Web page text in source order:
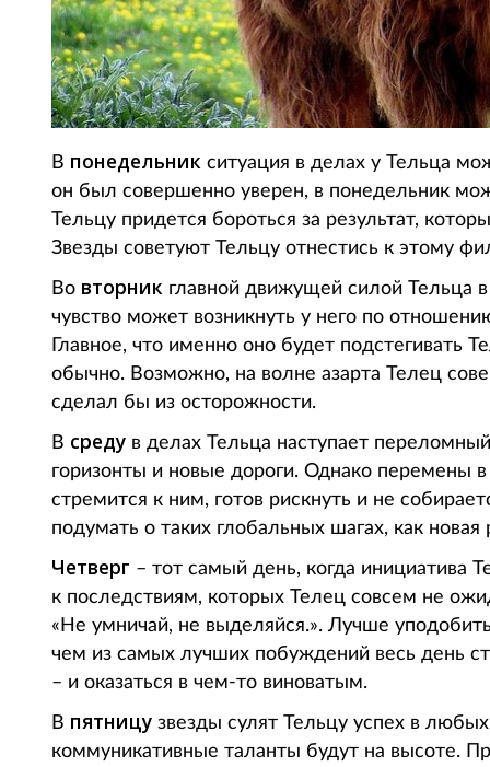
В понедельник ситуация в делах у Тельца
он был совершенно уверен, в понедельник
Тельцу придется бороться за результат,
Звезды советуют Тельцу отнестись к этому
Во вторник главной движущей силой Тельца
чувство может возникнуть у него по
Главное, что именно оно будет подстегивать
обычно. Возможно, на волне азарта Телец
сделал бы из осторожности.
В среду в делах Тельца наступает
горизонты и новые дороги. Однако перемены
стремится к ним, готов рискнуть и не
подумать о таких глобальных шагах, как
Четверг – тот самый день, когда инициатива
к последствиям, которых Телец совсем не
«Не умничай, не выделяйся.». Лучше
чем из самых лучших побуждений весь день
– и оказаться в чем-то виноватым.
В пятницу звезды сулят Тельцу успех в
коммуникативные таланты будут на высоте.